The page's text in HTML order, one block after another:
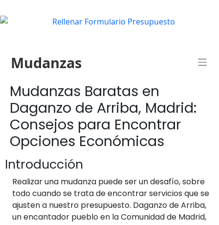
Mudanzas
Mudanzas Baratas en
Daganzo de Arriba, Madrid:
Consejos para Encontrar
Opciones Económicas
Introducción
Realizar una mudanza puede ser un desafío, sobre
todo cuando se trata de encontrar servicios que se
ajusten a nuestro presupuesto. Daganzo de Arriba,
un encantador pueblo en la Comunidad de Madrid,